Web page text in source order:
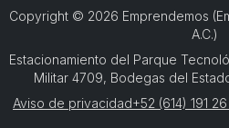
Copyright © 2026 Emprendemos
A.C.)
Estacionamiento del Parque
Militar 4709, Bodegas del
Aviso de privacidad+52 (614) 191